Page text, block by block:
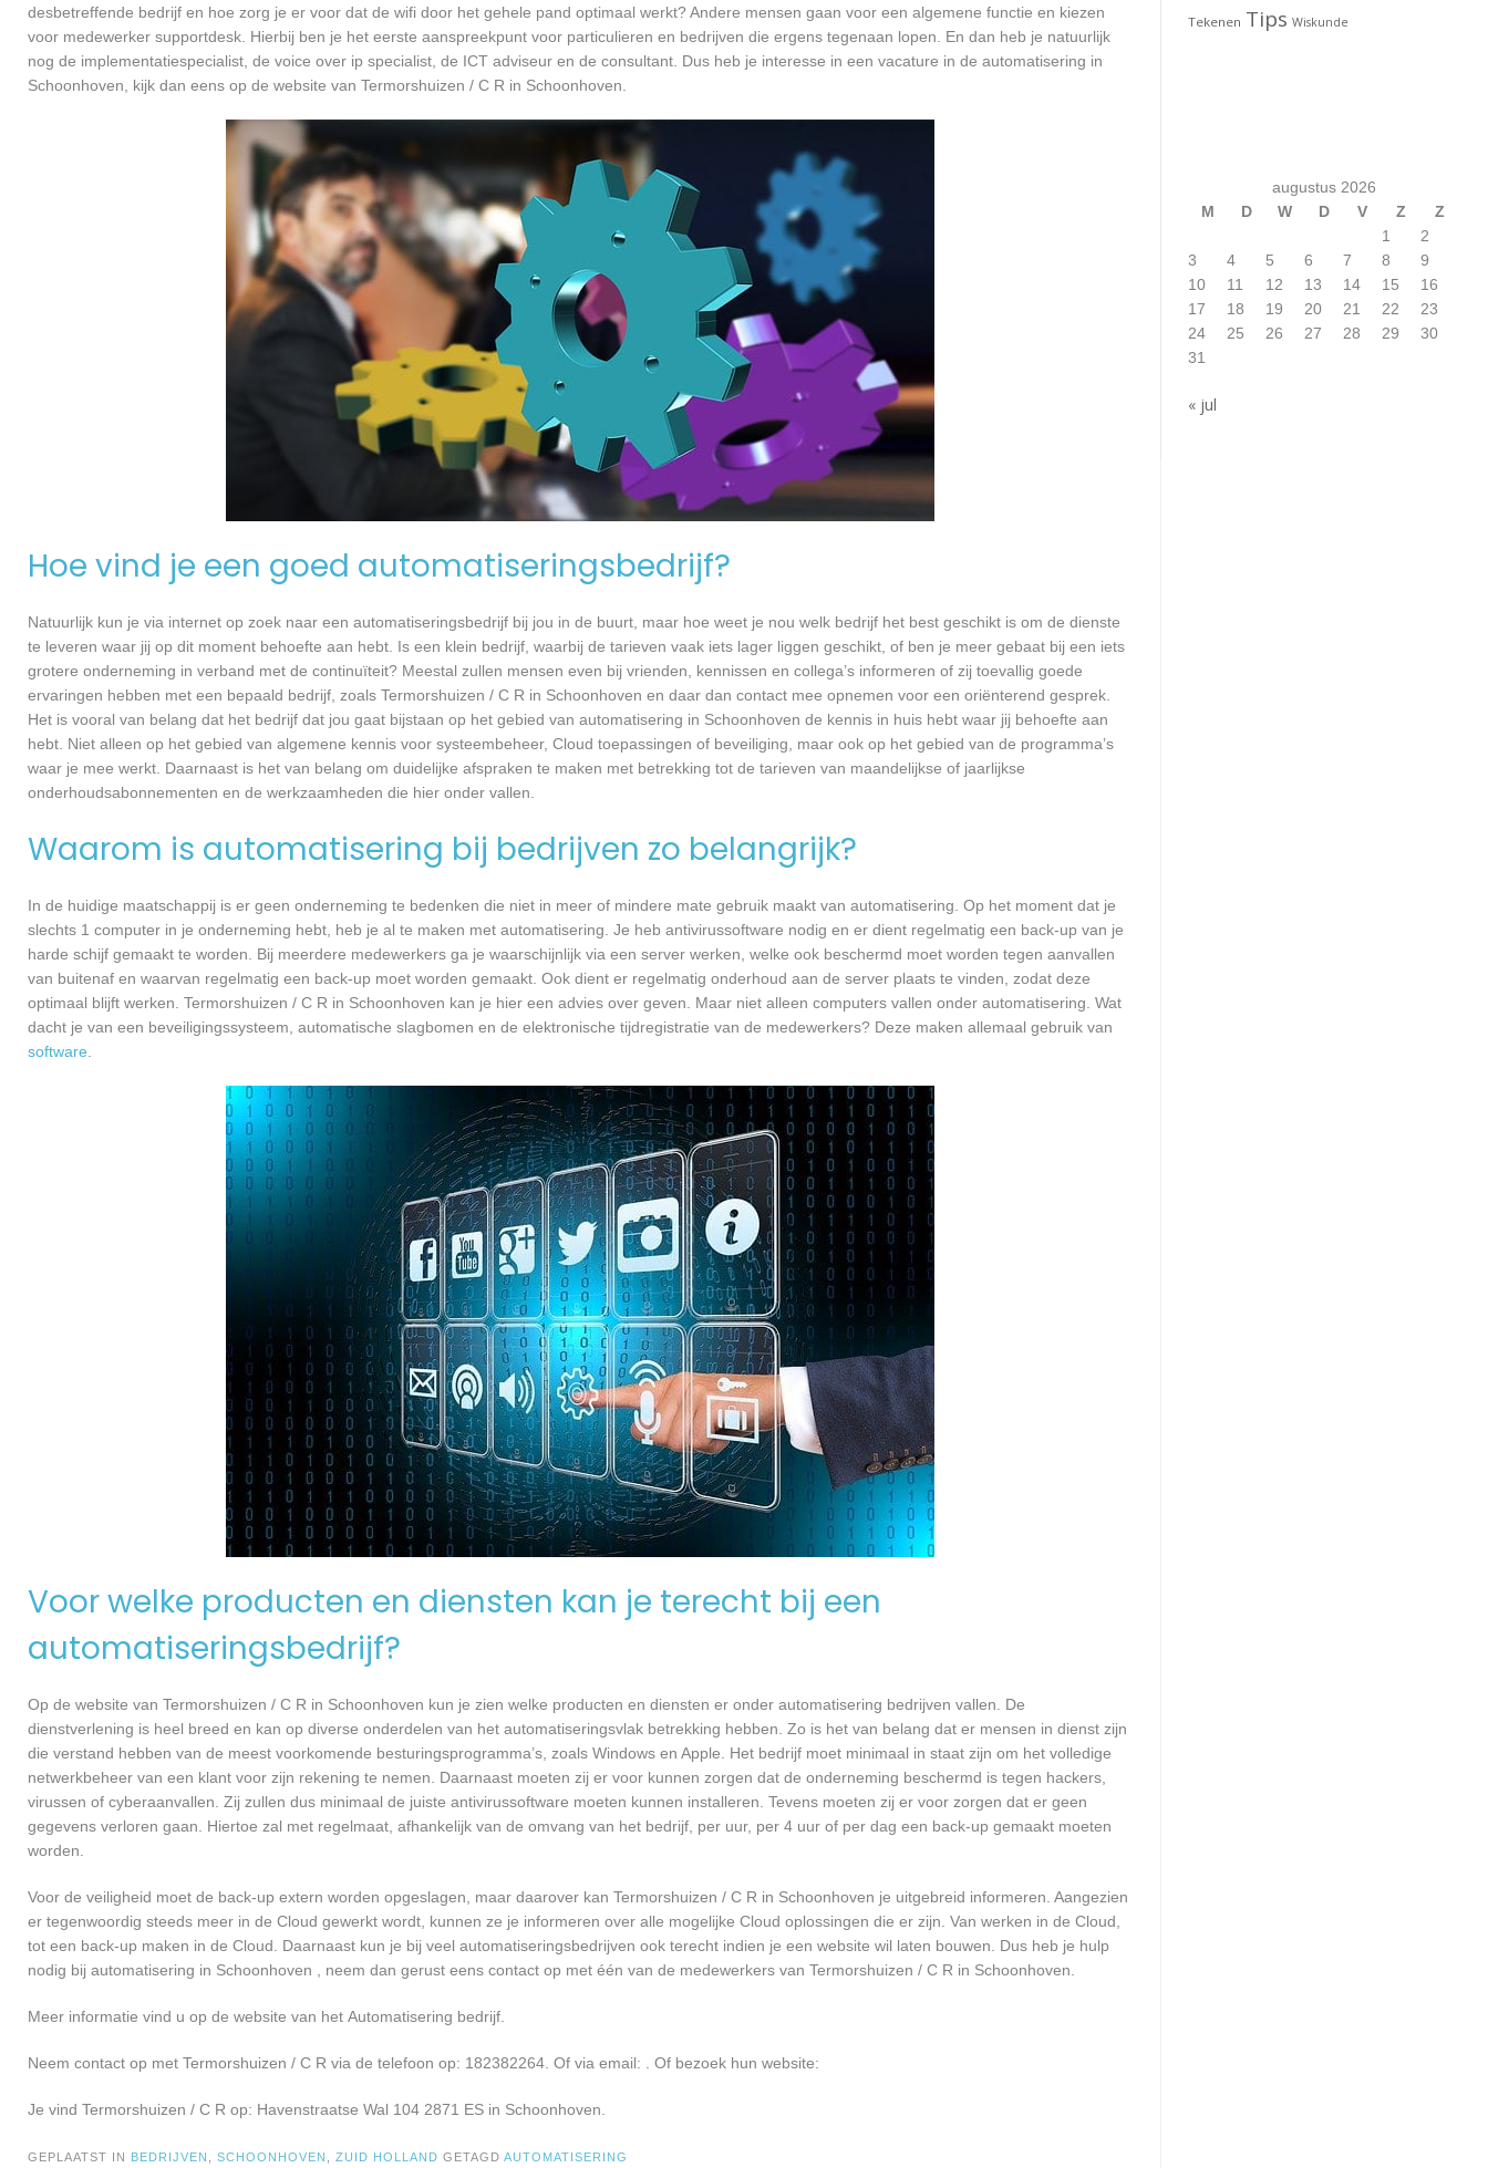
desbetreffende bedrijf en hoe zorg je er voor dat de wifi door het gehele pand optimaal werkt? Andere mensen gaan voor een algemene functie en kiezen
voor medewerker supportdesk. Hierbij ben je het eerste aanspreekpunt voor particulieren en bedrijven die ergens tegenaan lopen. En dan heb je natuurlijk
nog de implementatiespecialist, de voice over ip specialist, de ICT adviseur en de consultant. Dus heb je interesse in een vacature in de automatisering in
Schoonhoven, kijk dan eens op de website van Termorshuizen / C R in Schoonhoven.
Hoe vind je een goed automatiseringsbedrijf?
Natuurlijk kun je via internet op zoek naar een automatiseringsbedrijf bij jou in de buurt, maar hoe weet je nou welk bedrijf het best geschikt is om de dienste
te leveren waar jij op dit moment behoefte aan hebt. Is een klein bedrijf, waarbij de tarieven vaak iets lager liggen geschikt, of ben je meer gebaat bij een iets
grotere onderneming in verband met de continuïteit? Meestal zullen mensen even bij vrienden, kennissen en collega’s informeren of zij toevallig goede
ervaringen hebben met een bepaald bedrijf, zoals Termorshuizen / C R in Schoonhoven en daar dan contact mee opnemen voor een oriënterend gesprek.
Het is vooral van belang dat het bedrijf dat jou gaat bijstaan op het gebied van automatisering in Schoonhoven de kennis in huis hebt waar jij behoefte aan
hebt. Niet alleen op het gebied van algemene kennis voor systeembeheer, Cloud toepassingen of beveiliging, maar ook op het gebied van de programma’s
waar je mee werkt. Daarnaast is het van belang om duidelijke afspraken te maken met betrekking tot de tarieven van maandelijkse of jaarlijkse
onderhoudsabonnementen en de werkzaamheden die hier onder vallen.
Waarom is automatisering bij bedrijven zo belangrijk?
In de huidige maatschappij is er geen onderneming te bedenken die niet in meer of mindere mate gebruik maakt van automatisering. Op het moment dat je
slechts 1 computer in je onderneming hebt, heb je al te maken met automatisering. Je heb antivirussoftware nodig en er dient regelmatig een back-up van je
harde schijf gemaakt te worden. Bij meerdere medewerkers ga je waarschijnlijk via een server werken, welke ook beschermd moet worden tegen aanvallen
van buitenaf en waarvan regelmatig een back-up moet worden gemaakt. Ook dient er regelmatig onderhoud aan de server plaats te vinden, zodat deze
optimaal blijft werken. Termorshuizen / C R in Schoonhoven kan je hier een advies over geven. Maar niet alleen computers vallen onder automatisering. Wat
dacht je van een beveiligingssysteem, automatische slagbomen en de elektronische tijdregistratie van de medewerkers? Deze maken allemaal gebruik van
software
Voor welke producten en diensten kan je terecht bij een
automatiseringsbedrijf?
Op de website van Termorshuizen / C R in Schoonhoven kun je zien welke producten en diensten er onder automatisering bedrijven vallen. De
dienstverlening is heel breed en kan op diverse onderdelen van het automatiseringsvlak betrekking hebben. Zo is het van belang dat er mensen in dienst zijn
die verstand hebben van de meest voorkomende besturingsprogramma’s, zoals Windows en Apple. Het bedrijf moet minimaal in staat zijn om het volledige
netwerkbeheer van een klant voor zijn rekening te nemen. Daarnaast moeten zij er voor kunnen zorgen dat de onderneming beschermd is tegen hackers,
virussen of cyberaanvallen. Zij zullen dus minimaal de juiste antivirussoftware moeten kunnen installeren. Tevens moeten zij er voor zorgen dat er geen
gegevens verloren gaan. Hiertoe zal met regelmaat, afhankelijk van de omvang van het bedrijf, per uur, per 4 uur of per dag een back-up gemaakt moeten
worden.
Voor de veiligheid moet de back-up extern worden opgeslagen, maar daarover kan Termorshuizen / C R in Schoonhoven je uitgebreid informeren. Aangezien
er tegenwoordig steeds meer in de Cloud gewerkt wordt, kunnen ze je informeren over alle mogelijke Cloud oplossingen die er zijn. Van werken in de Cloud,
tot een back-up maken in de Cloud. Daarnaast kun je bij veel automatiseringsbedrijven ook terecht indien je een website wil laten bouwen. Dus heb je hulp
nodig bij automatisering in Schoonhoven , neem dan gerust eens contact op met één van de medewerkers van Termorshuizen / C R in Schoonhoven.
Meer informatie vind u op de website van het Automatisering bedrijf.
Neem contact op met Termorshuizen / C R via de telefoon op: 182382264. Of via email: . Of bezoek hun website:
Je vind Termorshuizen / C R op: Havenstraatse Wal 104 2871 ES in Schoonhoven.
GEPLAATST IN BEDRIJVEN SCHOONHOVEN ZUID HOLLAND GETAGD AUTOMATISERING
Tekenen Tips Wiskunde
augustus 2026
M
D W D V Z
Z
1
2
3
4 5 6 7 8
9
10
11 12 13 14 15
16
17
18 19 20 21 22
23
24
25 26 27 28 29
30
31
« jul